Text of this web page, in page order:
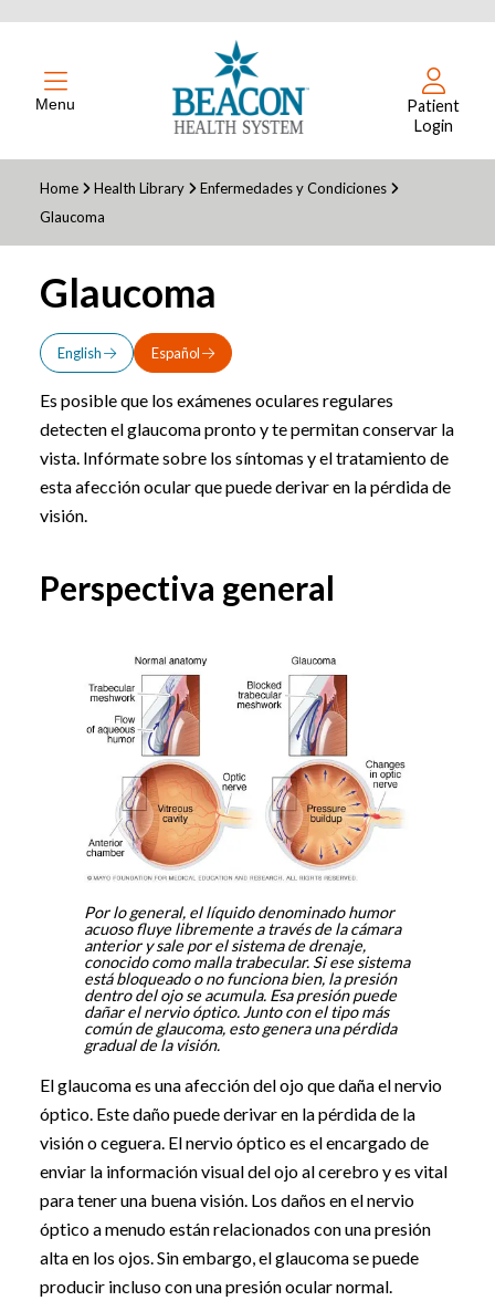
Menu
Patient
Login
Home Health Library
Enfermedades y Condiciones
Glaucoma
Glaucoma
English Español
Es posible que los exámenes oculares regulares
detecten el glaucoma pronto y te permitan conservar la
vista. Infórmate sobre los síntomas y el tratamiento de
esta afección ocular que puede derivar en la pérdida de
visión.
Perspectiva general
Por lo general, el líquido denominado humor
acuoso fluye libremente a través de la cámara
anterior y sale por el sistema de drenaje,
conocido como malla trabecular. Si ese sistema
está bloqueado o no funciona bien, la presión
dentro del ojo se acumula. Esa presión puede
dañar el nervio óptico. Junto con el tipo más
común de glaucoma, esto genera una pérdida
gradual de la visión.
El glaucoma es una afección del ojo que daña el nervio
óptico. Este daño puede derivar en la pérdida de la
visión o ceguera. El nervio óptico es el encargado de
enviar la información visual del ojo al cerebro y es vital
para tener una buena visión. Los daños en el nervio
óptico a menudo están relacionados con una presión
alta en los ojos. Sin embargo, el glaucoma se puede
producir incluso con una presión ocular normal.